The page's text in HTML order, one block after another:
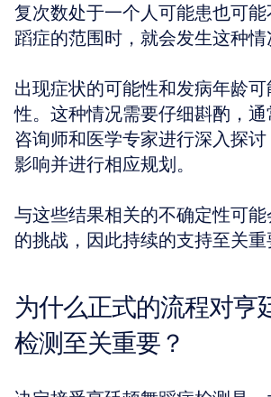
复次数处于一个人可能患也可
蹈症的范围时，就会发生这种情
出现症状的可能性和发病年龄
性。这种情况需要仔细斟酌，
咨询师和医学专家进行深入探
影响并进行相应规划。
与这些结果相关的不确定性可
的挑战，因此持续的支持至关重
为什么正式的流程对亨
检测至关重要？